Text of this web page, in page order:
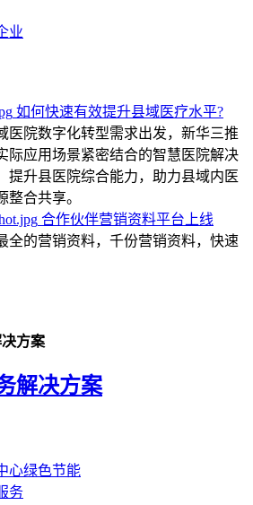
业
如何快速有效提升县域医疗水平?
医院数字化转型需求出发，新华三推
际应用场景紧密结合的智慧医院解决
提升县医院综合能力，助力县域内医
整合共享。
合作伙伴营销资料平台上线
全的营销资料，千份营销资料，快速
方案
解决方案
心绿色节能
务